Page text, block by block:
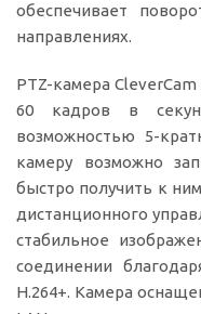
обеспечивает
направлениях.
PTZ-камера
60 кадров в
возможностью 5-
камеру возможно
быстро получить к
дистанционного
стабильное
соединении
H.264+. Камера